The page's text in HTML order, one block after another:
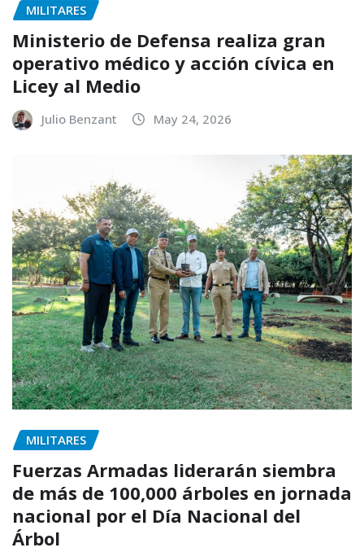
MILITARES
Ministerio de Defensa realiza gran
operativo médico y acción cívica en
Licey al Medio
Julio Benzant May 24, 2026
MILITARES
Fuerzas Armadas liderarán siembra
de más de 100,000 árboles en jornada
nacional por el Día Nacional del
Árbol